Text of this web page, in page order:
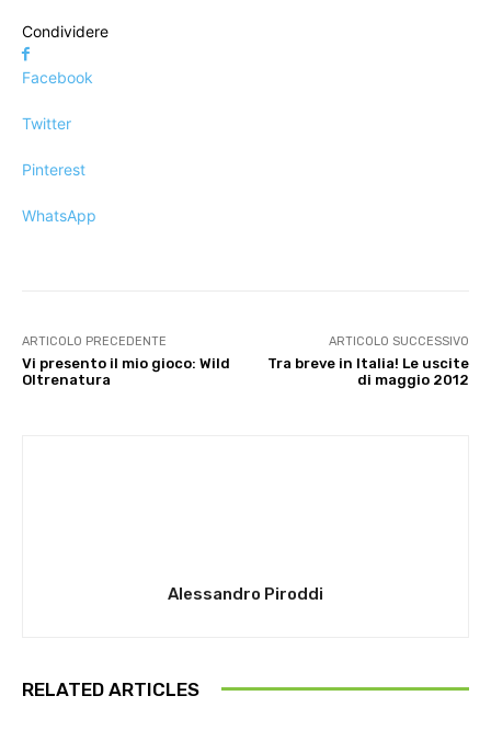
Condividere
Facebook
Twitter
Pinterest
WhatsApp
ARTICOLO PRECEDENTE
Vi presento il mio gioco: Wild
Oltrenatura
ARTICOLO SUCCESSIVO
Tra breve in Italia! Le uscite
di maggio 2012
Alessandro Piroddi
RELATED ARTICLES